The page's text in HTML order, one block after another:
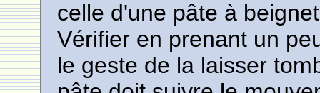
celle d'une pâte à
Vérifier en prenant un
le geste de la laisser